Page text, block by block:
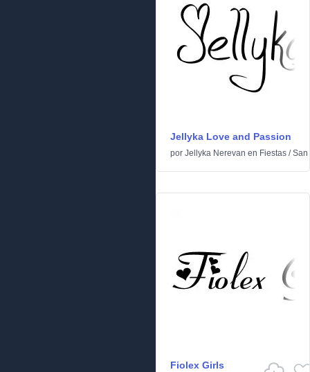
Jellyka Love and Passion
por Jellyka Nerevan en Fiestas /San
Fiolex Girls